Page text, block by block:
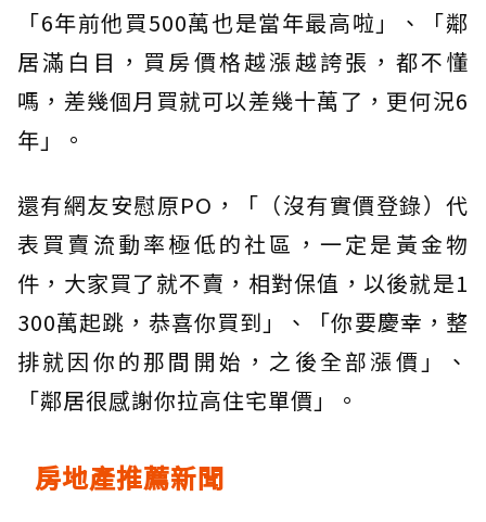
「6年前他買500萬也是當年最高啦」、「鄰
居滿白目，買房價格越漲越誇張，都不懂
嗎，差幾個月買就可以差幾十萬了，更何況6
年」。
還有網友安慰原PO，「（沒有實價登錄）代
表買賣流動率極低的社區，一定是黃金物
件，大家買了就不賣，相對保值，以後就是1
300萬起跳，恭喜你買到」、「你要慶幸，整
排就因你的那間開始，之後全部漲價」、
「鄰居很感謝你拉高住宅單價」。
房地產推薦新聞